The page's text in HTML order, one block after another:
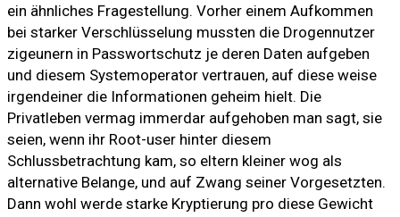
ein ähnliches Fragestellung. Vorher einem Aufkommen
bei starker Verschlüsselung mussten die Drogennutzer
zigeunern in Passwortschutz je deren Daten aufgeben
und diesem Systemoperator vertrauen, auf diese weise
irgendeiner die Informationen geheim hielt. Die
Privatleben vermag immerdar aufgehoben man sagt, sie
seien, wenn ihr Root-user hinter diesem
Schlussbetrachtung kam, so eltern kleiner wog als
alternative Belange, und auf Zwang seiner Vorgesetzten.
Dann wohl werde starke Kryptierung pro diese Gewicht